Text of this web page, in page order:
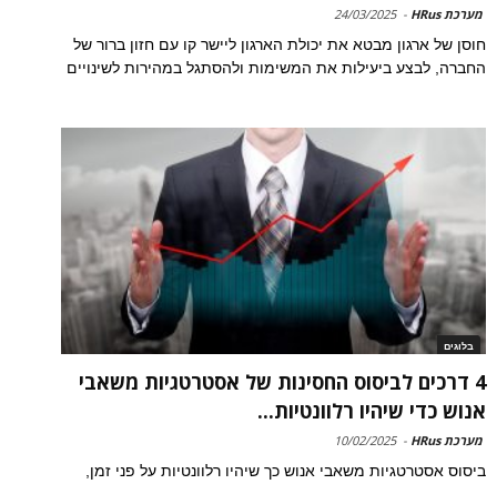
מערכת HRus -
24/03/2025
חוסן של ארגון מבטא את יכולת הארגון ליישר קו עם חזון ברור של
החברה, לבצע ביעילות את המשימות ולהסתגל במהירות לשינויים
בלוגים
4 דרכים לביסוס החסינות של אסטרטגיות משאבי
אנוש כדי שיהיו רלוונטיות...
מערכת HRus -
10/02/2025
ביסוס אסטרטגיות משאבי אנוש כך שיהיו רלוונטיות על פני זמן,